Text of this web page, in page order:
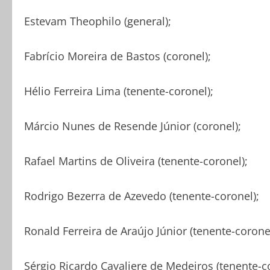
Estevam Theophilo (general);
Fabrício Moreira de Bastos (coronel);
Hélio Ferreira Lima (tenente-coronel);
Márcio Nunes de Resende Júnior (coronel);
Rafael Martins de Oliveira (tenente-coronel);
Rodrigo Bezerra de Azevedo (tenente-coronel);
Ronald Ferreira de Araújo Júnior (tenente-
Sérgio Ricardo Cavaliere de Medeiros (tenente-